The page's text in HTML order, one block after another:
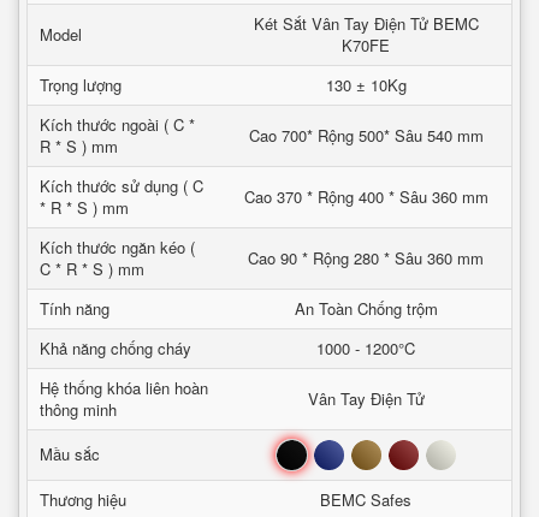
Model
Két Sắt Vân Tay Điện Tử BEMC
K70FE
Trọng lượng
130 ± 10Kg
Kích thước ngoài ( C *
R * S ) mm
Cao 700* Rộng 500* Sâu 540 mm
Kích thước sử dụng ( C
* R * S ) mm
Cao 370 * Rộng 400 * Sâu 360 mm
Kích thước ngăn kéo (
C * R * S ) mm
Cao 90 * Rộng 280 * Sâu 360 mm
Tính năng
An Toàn Chống trộm
Khả năng chống cháy
1000 - 1200°C
Hệ thống khóa liên hoàn
thông minh
Vân Tay Điện Tử
Mầu sắc Đen Xanh Nâu Đỏ Trắng
Thương hiệu
BEMC Safes